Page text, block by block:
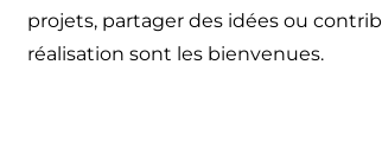
projets, partager des idées ou
réalisation sont les bienvenues.